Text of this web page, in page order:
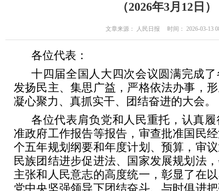
（2026年3月12日）
文章来源： 人民日报 时间： 2026-03-13
各位代表：
十四届全国人大四次会议圆满完成
发扬民主、集思广益，严格依法办事，
凝心聚力、真抓实干、团结奋进的大会。
各位代表肩负党和人民重托，认真
准政府工作报告等报告，审查批准国民
个五年规划纲要和年度计划、预算，审
民族团结进步促进法、国家发展规划法
主张和人民意志的高度统一，彰显了在
党中央坚强领导下团结奋斗、与时俱进